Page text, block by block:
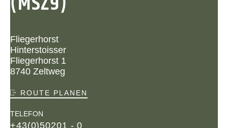
Fliegerhorst
Hinterstoisser
Fliegerhorst 1
8740 Zeltweg
ROUTE PLANEN
TELEFON
+43(0)50201 - 0